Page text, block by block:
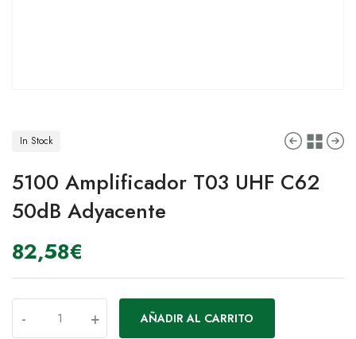
In Stock
5100 Amplificador T03 UHF C62
50dB Adyacente
82,58€
- + AÑADIR AL CARRITO